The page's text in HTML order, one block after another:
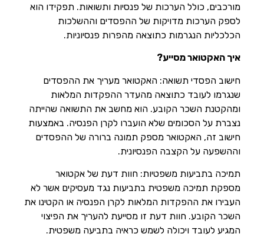
מורכבים, כולל הערכות של פנסיות ותשואות. תפקידו הוא
לספק הערכות מדויקות של ההפסדים וההשלכות
הכלכליות הנגרמות כתוצאה מהפרות פנסיוניות.
איך האקטואר מסייע?
חישוב הפסדי תשואה: האקטואר מעריך את ההפסדים
שנגרמו לעובד כתוצאה מהעדר ההפקדות המלאות
ומהקטנת השכר הקובע. הוא מחשב את התשואה שהייתה
נצברת על הסכומים שלא הועברו לקרן הפנסיה. באמצעות
חישוב זה, האקטואר מספק תמונה ברורה של ההפסדים
וההשפעה על הקצבה הפנסיונית.
תמיכה בתביעות משפטיות: חוות דעת של אקטואר
מספקת תמיכה משפטית בתביעות נגד מעסיקים אשר לא
העבירו את ההפקדות המלאות לקרן הפנסיה או הקטינו את
השכר הקובע. חוות דעת זו מסייעת להעריך את הפיצוי
המגיע לעובד ויכולה לשמש כראיה בתביעה משפטית.